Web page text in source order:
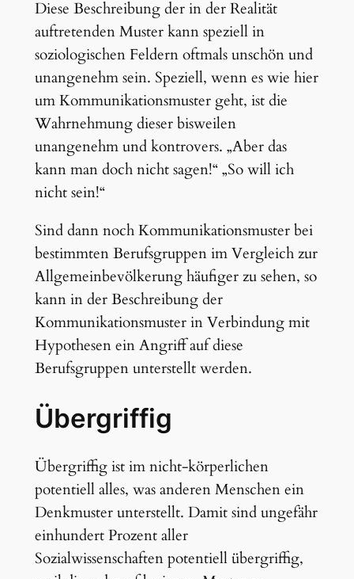
Diese Beschreibung der in der Realität
auftretenden Muster kann speziell in
soziologischen Feldern oftmals unschön und
unangenehm sein. Speziell, wenn es wie hier
um Kommunikationsmuster geht, ist die
Wahrnehmung dieser bisweilen
unangenehm und kontrovers. „Aber das
kann man doch nicht sagen!“ „So will ich
nicht sein!“
Sind dann noch Kommunikationsmuster bei
bestimmten Berufsgruppen im Vergleich zur
Allgemeinbevölkerung häufiger zu sehen, so
kann in der Beschreibung der
Kommunikationsmuster in Verbindung mit
Hypothesen ein Angriff auf diese
Berufsgruppen unterstellt werden.
Übergriffig
Übergriffig ist im nicht-körperlichen
potentiell alles, was anderen Menschen ein
Denkmuster unterstellt. Damit sind ungefähr
einhundert Prozent aller
Sozialwissenschaften potentiell übergriffig,